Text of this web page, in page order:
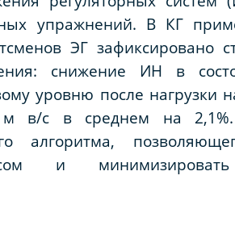
упражнений. В КГ
ЭГ зафиксировано
снижение ИН в
уровню после нагрузки
м в/с в среднем на
алгоритма,
и